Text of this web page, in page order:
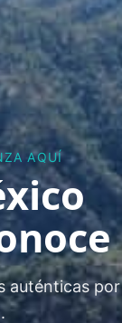
AQUÍ
auténticas por